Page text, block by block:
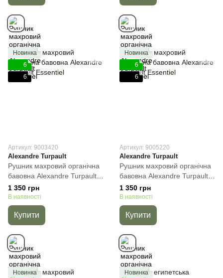
Новинка
6
6
Артикул: 9003420
Alexandre Turpault
Рушник махровий органічна
бавовна Alexandre Turpault
Essentiel, Блакитний, 40х60
см, Гостьове
1 350 грн
В наявності
Купити
Новинка
6
6
Артикул: 9005220
Alexandre Turpault
Рушник махровий органічна
бавовна Alexandre Turpault
Essentiel, Темно-зелений,
40х60 см, Гостьове
1 350 грн
В наявності
Купити
Новинка
Новинка